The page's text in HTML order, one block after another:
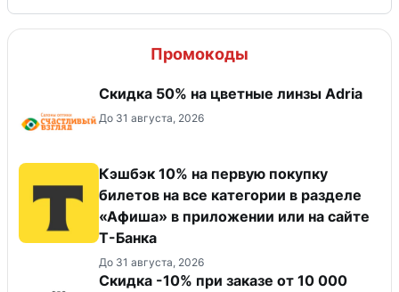
Промокоды
Скидка 50% на цветные линзы Adria
До 31 августа, 2026
Кэшбэк 10% на первую покупку
билетов на все категории в разделе
«Афиша» в приложении или на сайте
Т-Банка
До 31 августа, 2026
Скидка -10% при заказе от 10 000